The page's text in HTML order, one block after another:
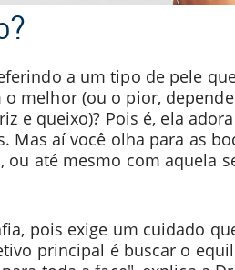
a um tipo de pele
melhor (ou o pior,
e queixo)? Pois é, ela
Mas aí você olha para as
até mesmo com aquela
pois exige um cuidado
principal é buscar o